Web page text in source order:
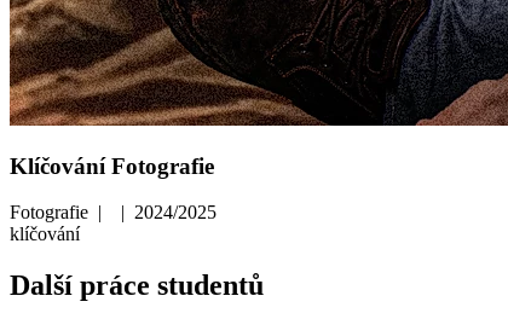
Klíčování Fotografie
Fotografie | | 2024/2025
klíčování
Další práce studentů